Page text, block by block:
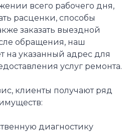
всего рабочего дня,
расценки, способы
заказать выездной
обращения, наш
на указанный адрес для
услуг ремонта.
клиенты получают ряд
диагностику